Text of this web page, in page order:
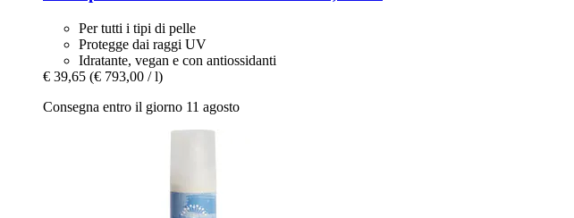
Per tutti i tipi di pelle
Protegge dai raggi UV
Idratante, vegan e con antiossidanti
€ 39,65 (€ 793,00 / l)
Consegna entro il giorno 11 agosto